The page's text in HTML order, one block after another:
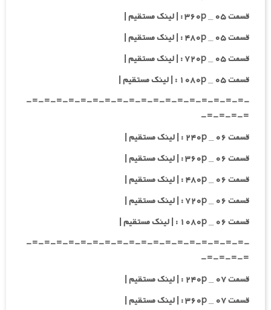
قسمت ۰۵ _ ۳۶۰p : | لینک مستقیم |
قسمت ۰۵ _ ۴۸۰p : | لینک مستقیم |
قسمت ۰۵ _ ۷۲۰p : | لینک مستقیم |
قسمت ۰۵ _ ۱۰۸۰p : | لینک مستقیم |
-=-=-=-=-=-=-=-=-=-=-=-=-=-=-=-=-=-=-
=-=-=-=-
قسمت ۰۶ _ ۲۴۰p : | لینک مستقیم |
قسمت ۰۶ _ ۳۶۰p : | لینک مستقیم |
قسمت ۰۶ _ ۴۸۰p : | لینک مستقیم |
قسمت ۰۶ _ ۷۲۰p : | لینک مستقیم |
قسمت ۰۶ _ ۱۰۸۰p : | لینک مستقیم |
-=-=-=-=-=-=-=-=-=-=-=-=-=-=-=-=-=-=-
=-=-=-=-
قسمت ۰۷ _ ۲۴۰p : | لینک مستقیم |
قسمت ۰۷ _ ۳۶۰p : | لینک مستقیم |